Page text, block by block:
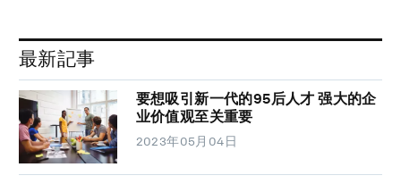
最新記事
要想吸引新一代的95后人才 强大的企
业价值观至关重要
2023年05月04日